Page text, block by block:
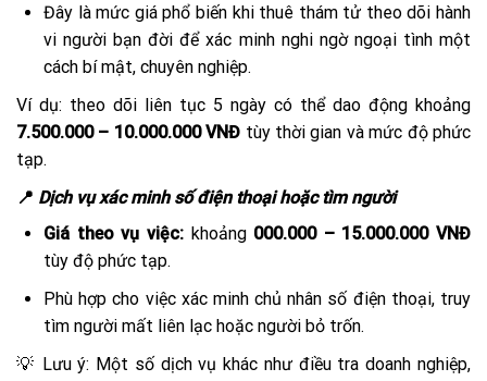
Đây là mức giá phổ biến khi thuê thám tử theo dõi hành
vi người bạn đời để xác minh nghi ngờ ngoại tình một
cách bí mật, chuyên nghiệp.
Ví dụ: theo dõi liên tục 5 ngày có thể dao động khoảng
7.500.000 – 10.000.000 VNĐ tùy thời gian và mức độ phức
tạp.
📍 Dịch vụ xác minh số điện thoại hoặc tìm người
Giá theo vụ việc:khoảng 000.000 – 15.000.000 VNĐ
tùy độ phức tạp.
Phù hợp cho việc xác minh chủ nhân số điện thoại, truy
tìm người mất liên lạc hoặc người bỏ trốn.
💡 Lưu ý: Một số dịch vụ khác như điều tra doanh nghiệp,